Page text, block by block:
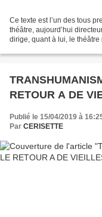
Ce texte est l’un des tous
théâtre, aujourd’hui
dirige, quant à lui, le théâtre
RETOUR A DE
Publié le 15/04/2019 à
Par CERISETTE